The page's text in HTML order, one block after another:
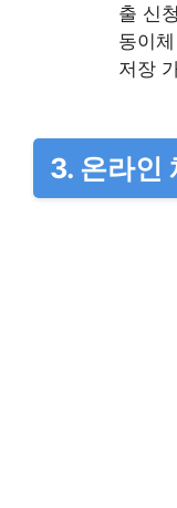
출 신
동이
저장
3. 온라인